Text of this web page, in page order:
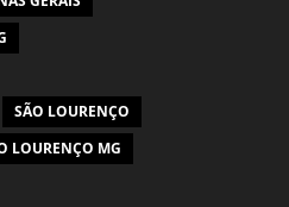
SÃO LOURENÇO
LOURENÇO MG